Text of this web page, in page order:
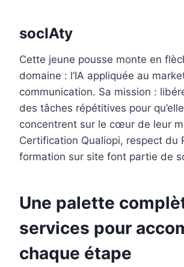
socIAty
Cette jeune pousse monte en
domaine : l’IA appliquée au
communication. Sa mission :
des tâches répétitives pour
concentrent sur le cœur de leur
Certification Qualiopi, respect du
formation sur site font partie de
Une palette
services pour
chaque étape